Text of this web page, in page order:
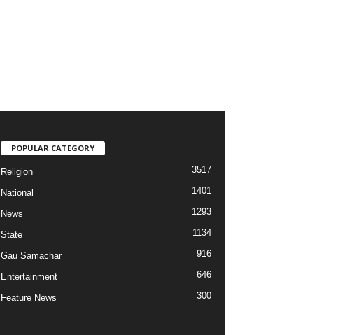
POPULAR CATEGORY
Religion 3517
National 1401
News 1293
State 1134
Gau Samachar 916
Entertainment 646
Feature News 300